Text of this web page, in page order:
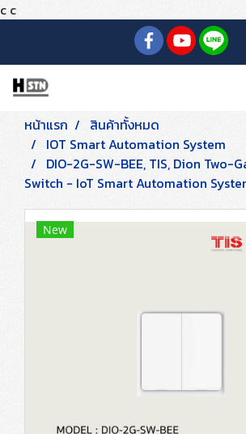
c c
หน้าแรก
สินค้าทั้งหมด
IOT Smart Automation System
DIO-2G-SW-BEE, TIS, Dion Two-
Switch - IoT Smart Automation
New